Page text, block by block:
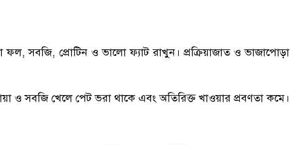
ফল, সবজি, প্রোটিন ও ভালো ফ্যাট রাখুন। প্রক্রিয়াজাত ও ভাজাপোড়া
ও সবজি খেলে পেট ভরা থাকে এবং অতিরিক্ত খাওয়ার প্রবণতা কমে।